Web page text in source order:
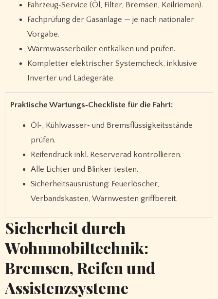
Fahrzeug‑Service (Öl, Filter, Bremsen, Keilriemen).
Fachprüfung der Gasanlage — je nach nationaler
Vorgabe.
Warmwasserboiler entkalken und prüfen.
Kompletter elektrischer Systemcheck, inklusive
Inverter und Ladegeräte.
Praktische Wartungs‑Checkliste für die Fahrt:
Öl‑, Kühlwasser‑ und Bremsflüssigkeitsstände
prüfen.
Reifendruck inkl. Reserverad kontrollieren.
Alle Lichter und Blinker testen.
Sicherheitsausrüstung: Feuerlöscher,
Verbandskasten, Warnwesten griffbereit.
Sicherheit durch
Wohnmobiltechnik:
Bremsen, Reifen und
Assistenzsysteme